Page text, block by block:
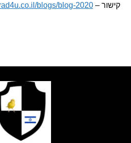
–
blogs/blog-2020/